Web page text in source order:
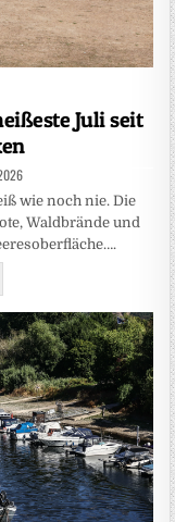
Juli seit
wie noch nie. Die
Waldbrände und